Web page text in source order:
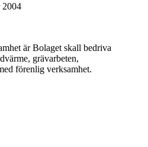
2004
är Bolaget skall bedriva
grävarbeten,
förenlig verksamhet.